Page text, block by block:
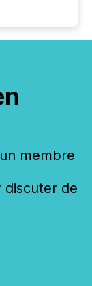
membre
discuter de